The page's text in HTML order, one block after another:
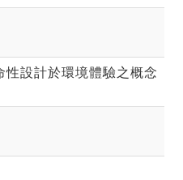
性設計於環境體驗之概念